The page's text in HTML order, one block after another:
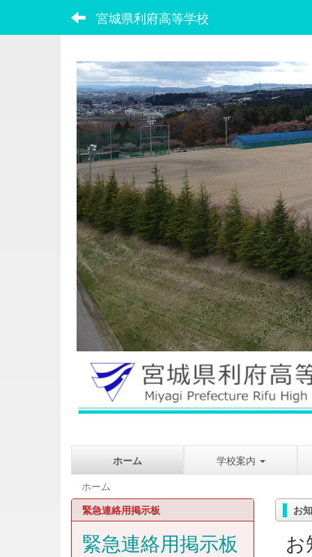
宮城県利府高等学校
ホーム
学校案内
ホーム
お
お
緊急連絡用掲示板
緊急連絡用掲示板